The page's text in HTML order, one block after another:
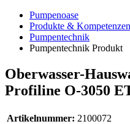
Pumpenoase
Produkte & Kompetenzen
Pumpentechnik
Pumpentechnik Produkt
Oberwasser-
Profiline O-3050
Artikelnummer: 2100072